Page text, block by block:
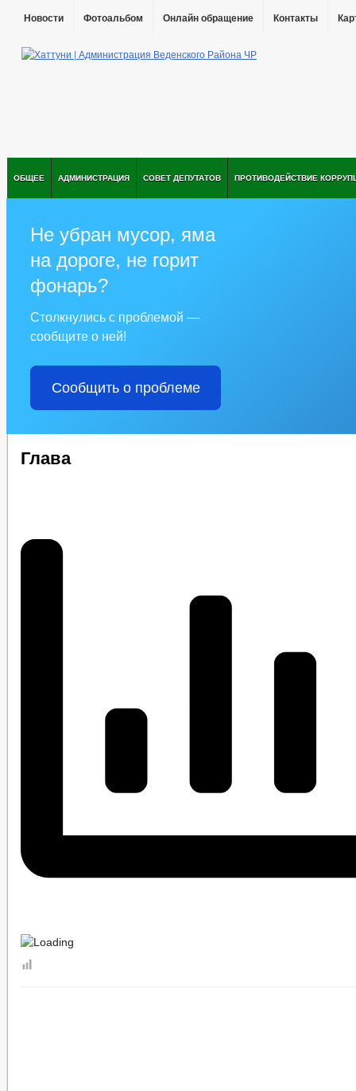
Новости Фотоальбом Онлайн обращение Контакты
ОБЩЕЕ АДМИНИСТРАЦИЯ СОВЕТ ДЕПУТАТОВ ПРОТИВОДЕЙСТВИЕ
Не убран мусор, яма
на дороге, не горит
фонарь?
Столкнулись с проблемой —
сообщите о ней!
Сообщить о проблеме
Глава